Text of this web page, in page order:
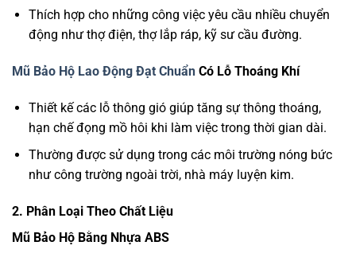
Thích hợp cho những công việc yêu cầu nhiều chuyển
động như thợ điện, thợ lắp ráp, kỹ sư cầu đường.
Mũ Bảo Hộ Lao Động Đạt Chuẩn Có Lỗ Thoáng Khí
Thiết kế các lỗ thông gió giúp tăng sự thông thoáng,
hạn chế đọng mồ hôi khi làm việc trong thời gian dài.
Thường được sử dụng trong các môi trường nóng bức
như công trường ngoài trời, nhà máy luyện kim.
2. Phân Loại Theo Chất Liệu
Mũ Bảo Hộ Bằng Nhựa ABS